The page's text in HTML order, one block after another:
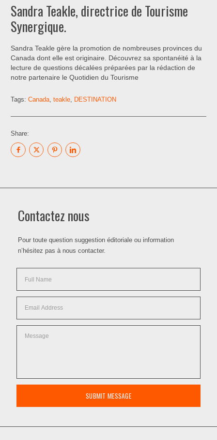
Sandra Teakle, directrice de Tourisme
Synergique.
Sandra Teakle gère la promotion de nombreuses provinces du
Canada dont elle est originaire. Découvrez sa spontanéité à la
lecture de questions décalées préparées par la rédaction de
notre partenaire le Quotidien du Tourisme
Tags:Canada ,teakle DESTINATION
Share:
Contactez nous
Pour toute question suggestion éditoriale ou information
n’hésitez pas à nous contacter.
SUBMIT MESSAGE